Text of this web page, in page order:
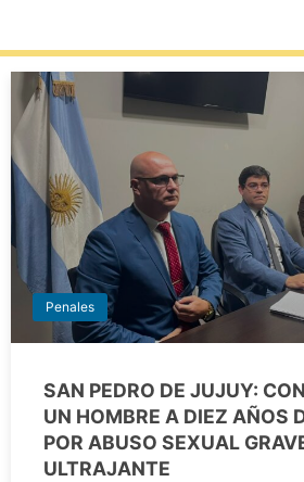
Penales
SAN PEDRO DE JUJUY:
UN HOMBRE A DIEZ AÑOS
POR ABUSO SEXUAL
ULTRAJANTE